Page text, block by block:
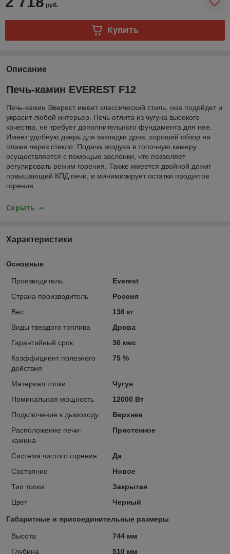
руб.
Купить
Описание
Печь-камин EVEREST F12
Печь-камин Эверест имеет классический стиль, она подойдет и
украсит любой интерьер. Печь отлита из чугуна высокого
качества, не требует дополнительного фундамента для нее.
Имеет удобную дверь для закладки дров, хороший обзор на
пламя через стекло. Подача воздуха в топочную камеру
осуществляется с помощью заслонки, что позволяет
регулировать режим горения. Также имеется двойной дожиг
повышающий КПД печи, и минимизирует остатки продуктов
горения.
Скрыть
Характеристики
Основные
Производитель
Everest
Страна производитель
Россия
Вес
136 кг
Виды твердого топлива
Дрова
Гарантийный срок
36 мес
Коэффициент полезного
действия
75 %
Материал топки
Чугун
Номинальная мощность
12000 Вт
Подключение к дымоходу
Верхнее
Расположение печи-
камина
Пристенное
Система чистого горения
Да
Состояние
Новое
Тип топки
Закрытая
Цвет
Черный
Габаритные и присоединительные размеры
Высота
744 мм
Глубина
510 мм